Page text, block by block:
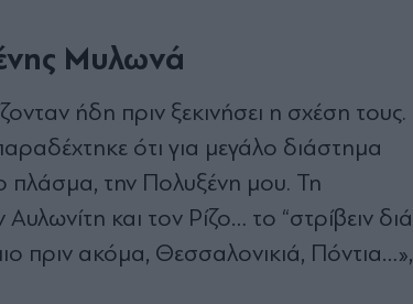
Μυλωνά
ήδη πριν ξεκινήσει η σχέση τους.
ότι για μεγάλο διάστημα
πλάσμα, την Πολυξένη μου. Τη
και τον Ρίζο… το “στρίβειν διά
πριν ακόμα, Θεσσαλονικιά, Πόντια…»,